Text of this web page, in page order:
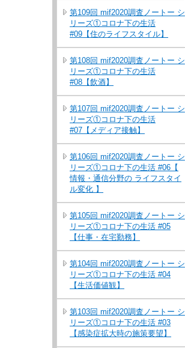
第109回 mif2020調査ノートー シ
リーズ①コロナ下の生活
#09【住のライフスタイル】
第108回 mif2020調査ノートー シ
リーズ①コロナ下の生活
#08【飲酒】
第107回 mif2020調査ノートー シ
リーズ①コロナ下の生活
#07【メディア接触】
第106回 mif2020調査ノートー シ
リーズ①コロナ下の生活 #06【
情報・通信分野の ライフスタイ
ル変化 】
第105回 mif2020調査ノートー シ
リーズ①コロナ下の生活 #05
【仕事・在宅勤務】
第104回 mif2020調査ノートー シ
リーズ①コロナ下の生活 #04
【生活価値観】
第103回 mif2020調査ノートー シ
リーズ①コロナ下の生活 #03
【感染症拡大時の施策要望】